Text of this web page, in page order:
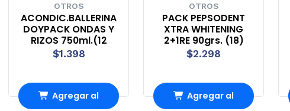
OTROS
ACONDIC.BALLERINA
DOYPACK ONDAS Y
RIZOS 750ml.(12
$1.398
Agregar al
OTROS
PACK PEPSODENT
XTRA WHITENING
2+1RE 90grs. (18)
$2.298
Agregar al